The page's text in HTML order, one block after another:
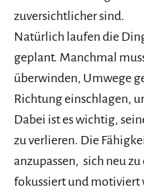
zuversichtlicher sind.
Natürlich laufen die
geplant. Manchmal
überwinden, Umwege
Richtung einschlagen,
Dabei ist es wichtig,
zu verlieren. Die
anzupassen, sich neu
fokussiert und motiviert